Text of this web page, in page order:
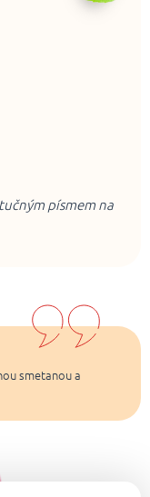
písmem na
smetanou a